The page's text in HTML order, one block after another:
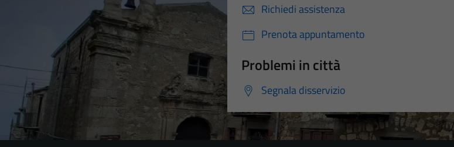
Richiedi assistenza
Prenota appuntamento
Problemi in città
Segnala disservizio